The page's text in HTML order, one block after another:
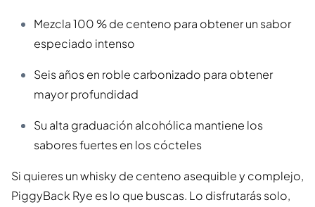
Mezcla 100 % de centeno para obtener un sabor
especiado intenso
Seis años en roble carbonizado para obtener
mayor profundidad
Su alta graduación alcohólica mantiene los
sabores fuertes en los cócteles
Si quieres un whisky de centeno asequible y complejo,
PiggyBack Rye es lo que buscas. Lo disfrutarás solo,